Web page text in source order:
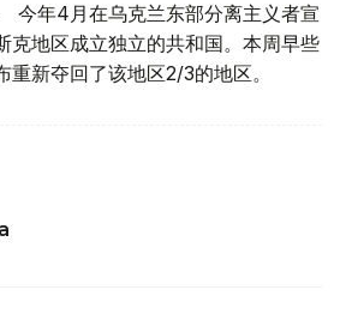
今年4月在乌克兰东部分离主义者宣
克地区成立独立的共和国。本周早些
重新夺回了该地区2/3的地区。